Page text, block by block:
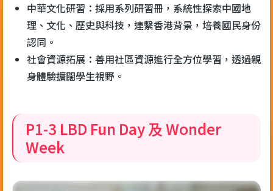
中華文化研習：採用系列研習冊，系統性探索中國地
理、文化、歷史與科技，連繫香港背景，培養國民身份
認同。
社會資源拓展：善用社區資源進行全方位學習，透過親
身體驗擴闊學生視野。
P1-3 LBD Fun Day 及 Wonder
Week